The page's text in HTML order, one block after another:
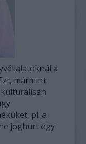
a
mármint
pl. a
joghurt egy